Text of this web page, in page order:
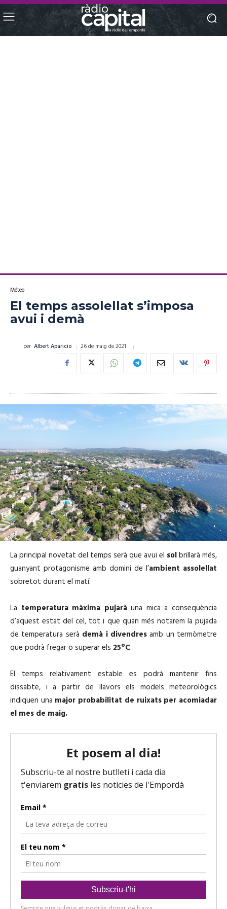
Méteo
El temps assolellat s’imposa
avui i demà
per Albert Aparicio 26 de maig de 2021
La principal novetat del temps serà que avui el solbrillarà més,
guanyant protagonisme amb domini de l’ambient assolellat
sobretot durant el matí.
La temperatura màxima pujaràuna mica a conseqüència
d’aquest estat del cel, tot i que quan més notarem la pujada
de temperatura serà demà i divendresamb un termòmetre
que podrà fregar o superar els 25ºC.
El temps relativament estable es podrà mantenir fins
dissabte, i a partir de llavors els models meteorològics
indiquen una major probabilitat de ruixats per acomiadar
el mes de maig.